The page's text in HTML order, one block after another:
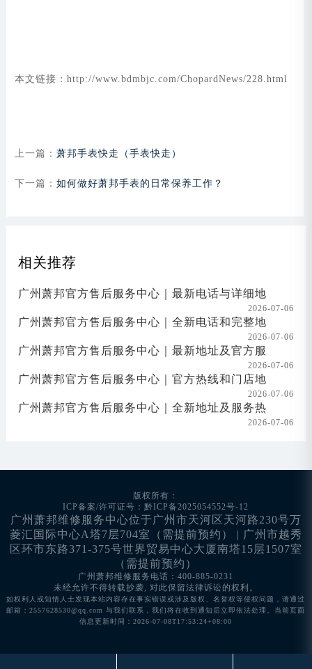
本文链接：http://www.bdmbjc.com/ChopardNews/228.html
上一篇： 萧邦手表快走（手表快走）
下一篇： 如何做好萧邦手表的日常保养工作？
相关推荐
广州萧邦官方售后服务中心｜最新电话与详细地
2026-07-06
广州萧邦官方售后服务中心｜全新电话和完整地
2026-07-06
广州萧邦官方售后服务中心｜最新地址及官方服
2026-07-06
广州萧邦官方售后服务中心｜官方热线和门店地
2026-07-06
广州萧邦官方售后服务中心｜全新地址及服务热
2026-07-06
版权所有：
ICP备案/许可证号：黔ICP备2025054552号-12
广州萧邦维修服务中心位于广州市天河区天河路230号万
菱汇国际中心A塔7层704室（需提前预约） | 广州市越秀
区环市东路371-375号世界贸易中心大厦南塔15层1507室
（需提前预约）
广州萧邦维修服务电话：400-885-0231
未经允许不得转载抄袭, 对此保留法律诉讼的权利。
如权利人或知情人士发现本站内容存在事实错误或涉及版权、名誉权等侵权问题，请通过
邮箱：2557628530@qq.com 与我们联系，我们将在收到通知后立即依法处理。当前页面
信息更新时间：2026-07-08T17:53:24+08:00